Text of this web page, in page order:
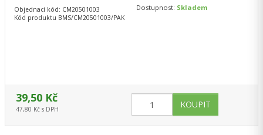
Dostupnost: Skladem
Objednací kód: CM20501003
Kód produktu BMS/CM20501003/PAK
39,50 Kč
47,80 Kč s DPH